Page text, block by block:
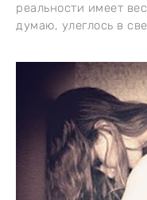
реальности имеет
думаю, улеглось в